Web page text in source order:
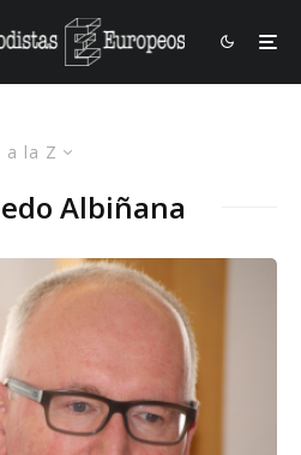
a la Z
Albiñana